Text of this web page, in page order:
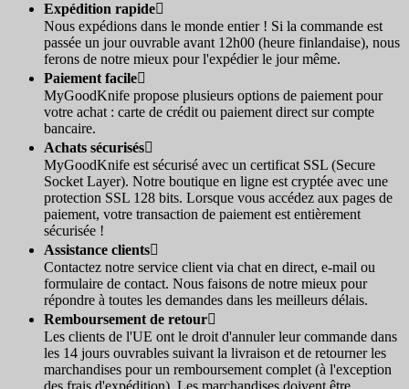
Expédition rapide
Nous expédions dans le monde entier ! Si la commande est
passée un jour ouvrable avant 12h00 (heure finlandaise), nous
ferons de notre mieux pour l'expédier le jour même.
Paiement facile
MyGoodKnife propose plusieurs options de paiement pour
votre achat : carte de crédit ou paiement direct sur compte
bancaire.
Achats sécurisés
MyGoodKnife est sécurisé avec un certificat SSL (Secure
Socket Layer). Notre boutique en ligne est cryptée avec une
protection SSL 128 bits. Lorsque vous accédez aux pages de
paiement, votre transaction de paiement est entièrement
sécurisée !
Assistance clients
Contactez notre service client via chat en direct, e-mail ou
formulaire de contact. Nous faisons de notre mieux pour
répondre à toutes les demandes dans les meilleurs délais.
Remboursement de retour
Les clients de l'UE ont le droit d'annuler leur commande dans
les 14 jours ouvrables suivant la livraison et de retourner les
marchandises pour un remboursement complet (à l'exception